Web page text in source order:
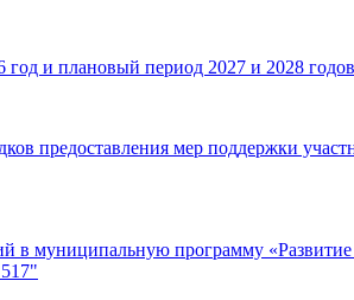
и плановый период 2027 и 2028
предоставления мер поддержки
муниципальную программу